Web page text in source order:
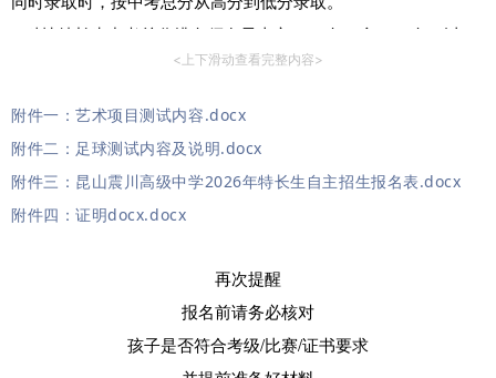
4.科技特长生中考总分排名须在昆山市2800名（含2800名）以
内。符合我校科技特长生录取条件、中考总分达我校规定分数线
6.如某一小类未招满，其他小类确有优秀且符合上述条件者，学
校视实际需要，该小类招收人数调剂至同一大类中的其他小类。
7.联系人：蔺聪（0512-57719727,13913207296）
8.招生简章报教育主管部门审核同意后实施，解释权归昆山震川
<上下滑动查看完整内容>
附件一：艺术项目测试内容.docx
附件二：足球测试内容及说明.docx
附件三：昆山震川高级中学2026年特长生自主招生报名表.docx
附件四：证明docx.docx
再次提醒
报名前请务必核对
孩子是否符合考级/比赛/证书要求